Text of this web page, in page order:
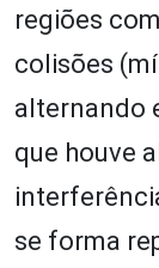
regiões
colisões
alternando
que houve
se forma